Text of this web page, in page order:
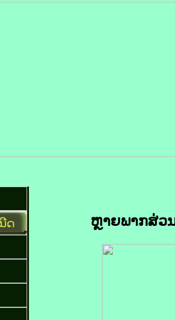
ຫຼາຍພາກສ່ວ